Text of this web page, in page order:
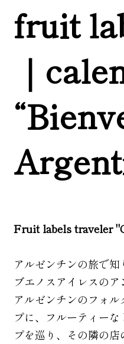
fruit
｜
Fruit labels traveler
アルゼンチンの旅で
ブエノスアイレスのア
アルゼンチンのフォ
プに、フルーティー
プを巡り、その隣の